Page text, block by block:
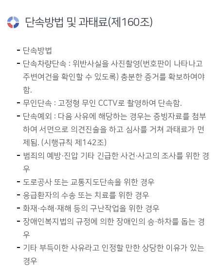
단속방법 및 과태료(제160조)
단속방법
단속차량단속 : 위반사실을 사진촬영(번호판이 나타나고
주변여건을 확인할 수 있도록) 충분한 증거를 확보하여야
함.
무인단속 : 고정형 무인 CCTV로 촬영하여 단속함.
단속예외 : 다음 사유에 해당하는 경우는 증빙자료를 첨부
하여 서면으로 의견진술을 하고 심사를 거쳐 과태료가 면
제됨. (시행규칙 제142조)
범죄의 예방·진압 기타 긴급한 사건·사고의 조사를 위한 경
우
도로공사 또는 교통지도단속을 위한 경우
응급환자의 수송 또는 치료를 위한 경우
화재·수해·재해 등의 구난작업을 위한 경우
장애인복지법의 규정에 의한 장애인의 승·하차를 돕는 경
우
기타 부득이한 사유라고 인정할 만한 상당한 이유가 있는
경우